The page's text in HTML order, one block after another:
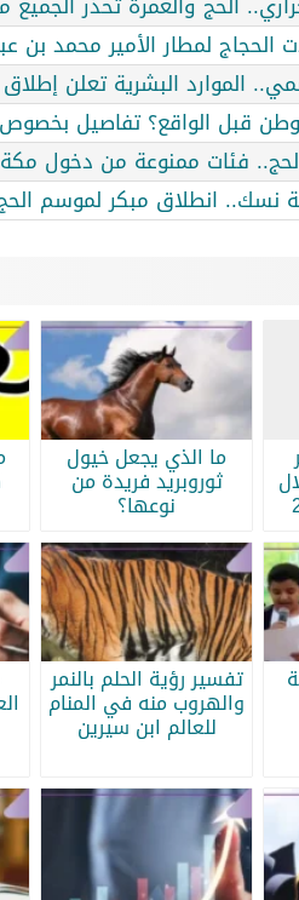
لمطار الأمير محمد بن
الموارد البشرية تعلن
قبل الواقع؟ تفاصيل بخصوص
فئات ممنوعة من دخول مكة
نسك.. انطلاق مبكر لموسم
ما الذي يجعل خيول
ثوروبريد فريدة من
نوعها؟
تفسير رؤية الحلم بالنمر
والهروب منه في المنام
للعالم ابن سيرين